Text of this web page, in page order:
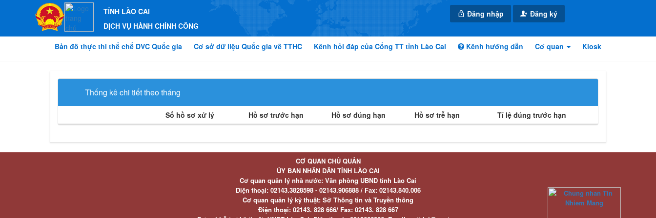
TỈNH LÀO CAI
DỊCH VỤ HÀNH CHÍNH CÔNG
Đăng nhập Đăng ký
Bản đồ thực thi thể chế DVC Quốc gia Cơ sở dữ liệu Quốc gia về TTHC Kênh hỏi đáp của Cổng TT tỉnh Lào Cai Kênh hướng dẫn Cơ quan Kiosk
Thống kê chi tiết theo tháng
Số hồ sơ xử lý Hồ sơ trước hạn Hồ sơ đúng hạn Hồ sơ trễ hạn Tỉ lệ đúng trước hạn
CƠ QUAN CHỦ QUẢN
ỦY BAN NHÂN DÂN TỈNH LÀO CAI
Cơ quan quản lý nhà nước: Văn phòng UBND tỉnh Lào Cai
Điện thoại:02143.3828598 - 02143.906888 / Fax:02143.840.006
Cơ quan quản lý kỹ thuật: Sở Thông tin và Truyền thông
Điện thoại:02143. 828 666/ Fax:02143. 828 667